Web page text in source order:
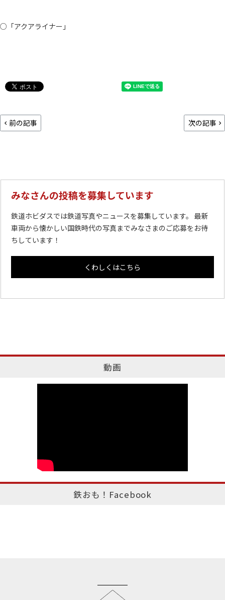
○「アクアライナー」
前の記事 次の記事
みなさんの投稿を募集しています
鉄道ホビダスでは鉄道写真やニュースを募集しています。 最新
車両から懐かしい国鉄時代の写真までみなさまのご応募をお待
ちしています！
くわしくはこちら
動画
鉄おも！Facebook